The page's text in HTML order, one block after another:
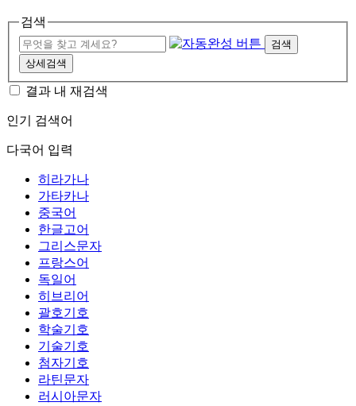
검색
검색
상세검색
결과 내 재검색
인기 검색어
다국어 입력
히라가나
가타카나
중국어
한글고어
그리스문자
프랑스어
독일어
히브리어
괄호기호
학술기호
기술기호
첨자기호
라틴문자
러시아문자